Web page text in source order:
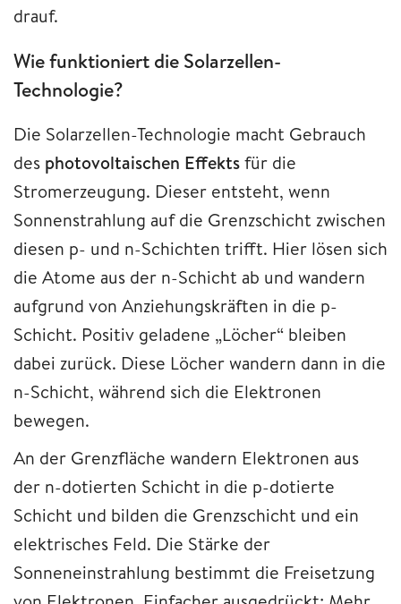
drauf.
Wie funktioniert die Solarzellen-
Technologie?
Die Solarzellen-Technologie macht Gebrauch
des photovoltaischen Effektsfür die
Stromerzeugung. Dieser entsteht, wenn
Sonnenstrahlung auf die Grenzschicht zwischen
diesen p- und n-Schichten trifft. Hier lösen sich
die Atome aus der n-Schicht ab und wandern
aufgrund von Anziehungskräften in die p-
Schicht. Positiv geladene „Löcher“ bleiben
dabei zurück. Diese Löcher wandern dann in die
n-Schicht, während sich die Elektronen
bewegen.
An der Grenzfläche wandern Elektronen aus
der n-dotierten Schicht in die p-dotierte
Schicht und bilden die Grenzschicht und ein
elektrisches Feld. Die Stärke der
Sonneneinstrahlung bestimmt die Freisetzung